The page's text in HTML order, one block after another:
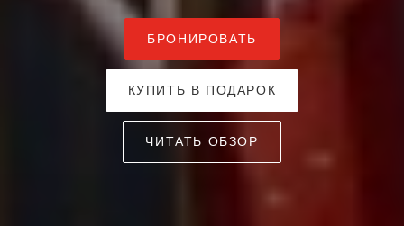
БРОНИРОВАТЬ
КУПИТЬ В ПОДАРОК
ЧИТАТЬ ОБЗОР